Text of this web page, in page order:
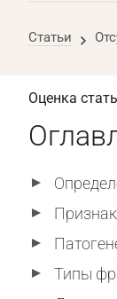
Статьи
Оценка
Типы